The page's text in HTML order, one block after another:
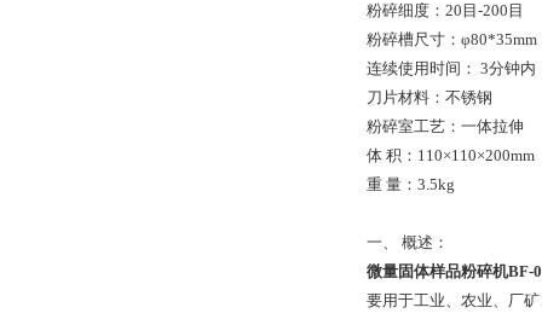
粉碎细度：20目-200目
粉碎槽尺寸：φ80*35mm
连续使用时间： 3分钟内
刀片材料：不锈钢
粉碎室工艺：一体拉伸
体 积：110×110×200mm
重 量：3.5kg
一、 概述：
微量固体样品粉碎机BF-
要用于工业、农业、厂